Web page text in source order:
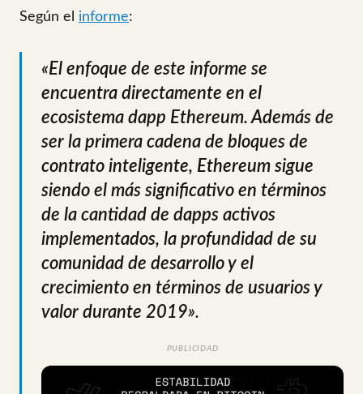
Según el informe:
«El enfoque de este informe se
encuentra directamente en el
ecosistema dapp Ethereum. Además de
ser la primera cadena de bloques de
contrato inteligente, Ethereum sigue
siendo el más significativo en términos
de la cantidad de dapps activos
implementados, la profundidad de su
comunidad de desarrollo y el
crecimiento en términos de usuarios y
valor durante 2019».
PUBLICIDAD